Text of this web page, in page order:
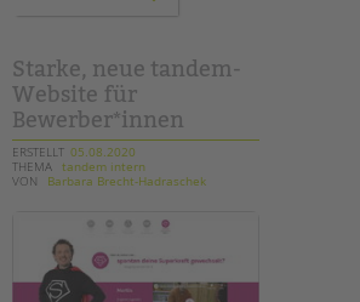
fotoprojekt
im
norden
neuköllns
geht
weiter!
Starke, neue tandem-
Website für
Bewerber*innen
ERSTELLT 05.08.2020
THEMA tandem intern
VON
Barbara Brecht-Hadraschek